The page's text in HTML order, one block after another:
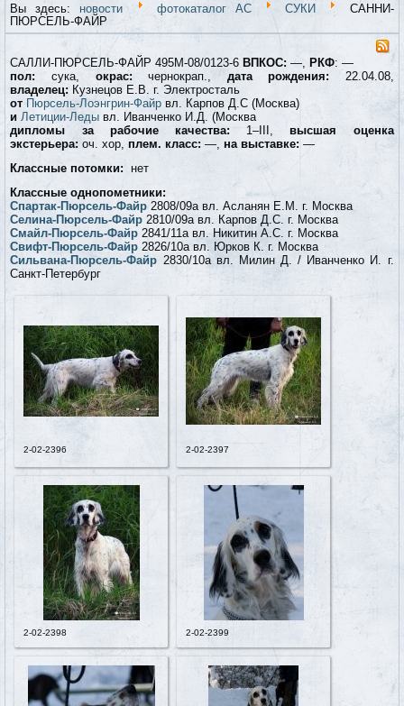
Вы здесь: новости фотокаталог АС СУКИ
САННИ-
ПЮРСЕЛЬ-ФАЙР
САЛЛИ-ПЮРСЕЛЬ-ФАЙР 495М-08/0123-6 ВПКОС: —, РКФ: —
пол: сука, окрас:чернокрап., дата рождения: 22.04.08,
владелец: Кузнецов Е.В. г. Электросталь
от Пюрсель-Лоэнгрин-Файр вл. Карпов Д.С (Москва)
и Летиции-Леды вл. Иванченко И.Д. (Москва
дипломы за рабочие качества: 1–III,высшая оценка
экстерьера: оч. хор,плем. класс: —,на выставке: —
Классные потомки: нет
Классные однопометники:
Спартак-Пюрсель-Файр 2808/09а вл. Асланян Е.М. г. Москва
Селина-Пюрсель-Файр 2810/09а вл. Карпов Д.С. г. Москва
Смайл-Пюрсель-Файр 2841/11а вл. Никитин А.С. г. Москва
Свифт-Пюрсель-Файр 2826/10а вл. Юрков К. г. Москва
Сильвана-Пюрсель-Файр 2830/10а вл. Милин Д. / Иванченко И. г.
Санкт-Петербург
2-02-2396 2-02-2397
2-02-2398 2-02-2399